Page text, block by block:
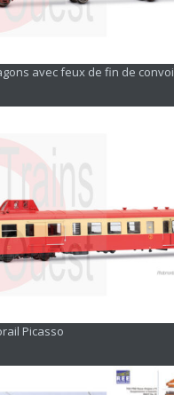
avec feux de fin de convoi
Picasso